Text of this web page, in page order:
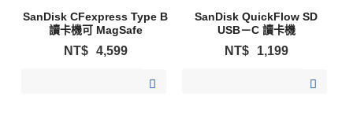
SanDisk CFexpress Type B
讀卡機可 MagSafe
NT$ 4,599
SanDisk QuickFlow SD
USB－C 讀卡機
NT$ 1,199